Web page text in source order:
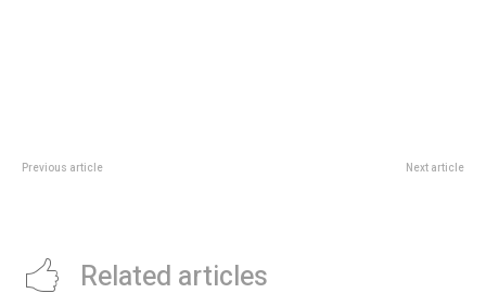
Previous article Next article
Related articles